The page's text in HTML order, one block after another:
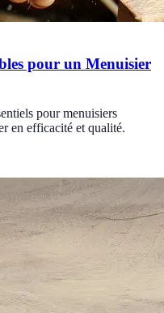
pour un Menuisier
pour menuisiers
en efficacité et qualité.